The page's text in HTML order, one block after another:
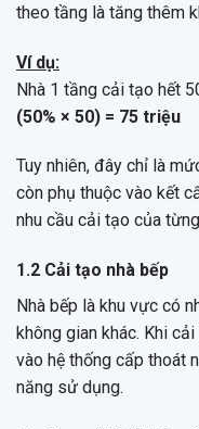
theo tầng là tăng thêm
Ví dụ:
Nhà 1 tầng cải tạo hết
(50% × 50) = 75 triệu
Tuy nhiên, đây chỉ là
còn phụ thuộc vào kết
nhu cầu cải tạo của
1.2 Cải tạo nhà bếp
Nhà bếp là khu vực có
không gian khác. Khi
vào hệ thống cấp thoát
năng sử dụng.